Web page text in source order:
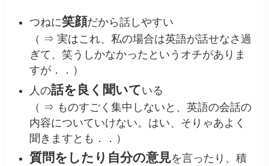
つねに笑顔だから話しやすい
（ ⇒ 実はこれ、私の場合は英語が話せなさ過
ぎて、笑うしかなかったというオチがありま
すが．．）
人の話を良く聞いている
（ ⇒ ものすごく集中しないと、英語の会話の
内容についていけない。はい、そりゃあよく
聞きますとも．．）
質問をしたり自分の意見を言ったり、積